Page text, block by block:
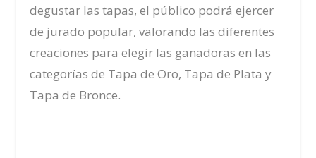
degustar las tapas, el público podrá ejercer
de jurado popular, valorando las diferentes
creaciones para elegir las ganadoras en las
categorías de Tapa de Oro, Tapa de Plata y
Tapa de Bronce.